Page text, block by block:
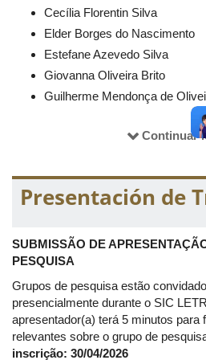
Cecília Florentin Silva
Elder Borges do Nascimento
Estefane Azevedo Silva
Giovanna Oliveira Brito
Guilherme Mendonça de
Istella Mayra Vieira Marra
José Paulo da Silva Medeiros
Lara Gabriella Teixeira da Silva
Maria Laura da Silva Bastos
Sara Cristina do Carmo Quintão
Valeska Virgínia Soares Souza
Victória Silva Castão
Comissão Científica
Continuar
Presentación de
SUBMISSÃO DE
PESQUISA
Grupos de pesquisa estão
presencialmente durante o SIC
apresentador(a) terá 5 minutos para
relevantes sobre o grupo de
inscrição: 30/04/2026